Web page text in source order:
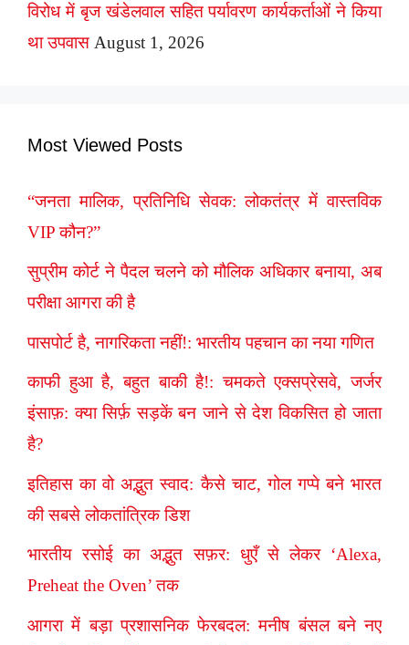
विरोध में बृज खंडेलवाल सहित पर्यावरण कार्यकर्ताओं ने किया
था उपवास August 1, 2026
Most Viewed Posts
“जनता मालिक, प्रतिनिधि सेवक: लोकतंत्र में वास्तविक
VIP कौन?”
सुप्रीम कोर्ट ने पैदल चलने को मौलिक अधिकार बनाया, अब
परीक्षा आगरा की है
पासपोर्ट है, नागरिकता नहीं!: भारतीय पहचान का नया गणित
काफी हुआ है, बहुत बाकी है!: चमकते एक्सप्रेसवे, जर्जर
इंसाफ़: क्या सिर्फ़ सड़कें बन जाने से देश विकसित हो जाता
है?
इतिहास का वो अद्भुत स्वाद: कैसे चाट, गोल गप्पे बने भारत
की सबसे लोकतांत्रिक डिश
भारतीय रसोई का अद्भुत सफ़र: धुएँ से लेकर ‘Alexa,
Preheat the Oven’ तक
आगरा में बड़ा प्रशासनिक फेरबदल: मनीष बंसल बने नए